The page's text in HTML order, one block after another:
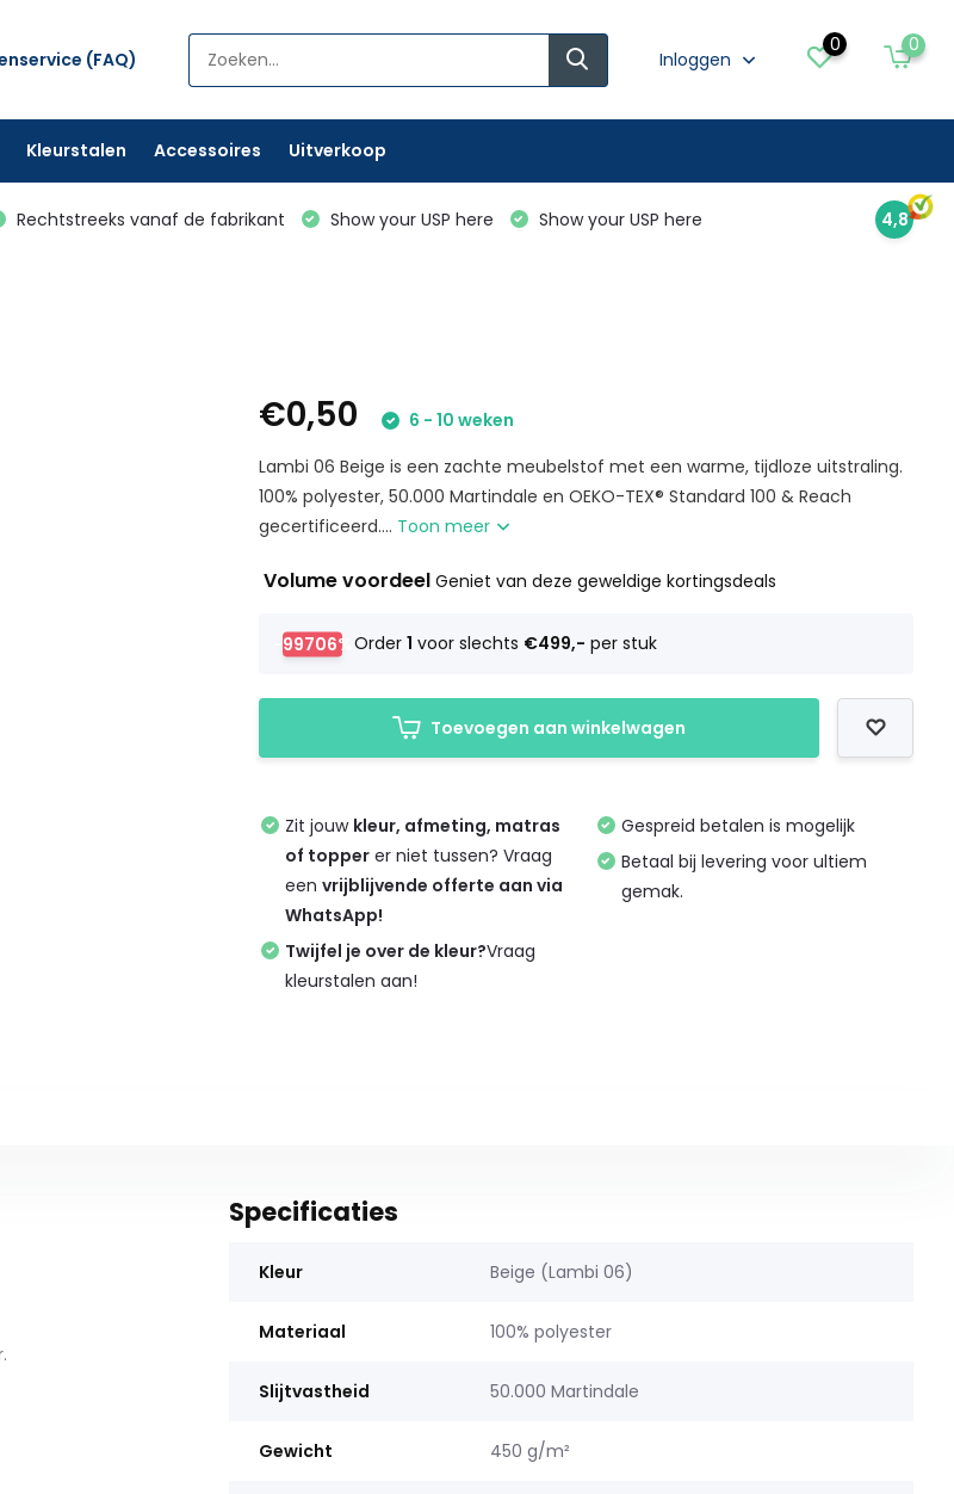
(FAQ) Inloggen
0 0
Kleurstalen Accessoires Uitverkoop
Rechtstreeks vanaf de fabrikant Show your USP here Show your USP here 4,8
€0,50
6 - 10 weken
Lambi 06 Beige is een zachte meubelstof met een warme, tijdloze uitstraling.
100% polyester, 50.000 Martindale en OEKO-TEX® Standard 100 & Reach
gecertificeerd.... Toon meer
Volume voordeelGeniet van deze geweldige kortingsdeals
-99706% Order1 voor slechts €499,- per stuk
Toevoegen aan winkelwagen
Zit jouw kleur, afmeting, matras
of topper er niet tussen? Vraag
eenvrijblijvende offerte aan via
WhatsApp!
Twijfel je over de kleur?Vraag
kleurstalen aan!
Gespreid betalen is mogelijk
Betaal bij levering voor ultiem
gemak.
Specificaties
Kleur Beige (Lambi 06)
Materiaal 100% polyester
Slijtvastheid 50.000 Martindale
Gewicht 450 g/m²